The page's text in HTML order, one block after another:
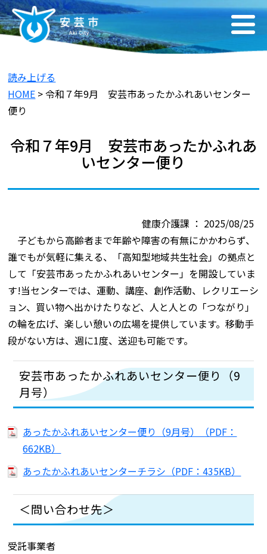
読み上げる
HOME > 令和７年9月 安芸市あったかふれあいセンター
便り
令和７年9月 安芸市あったかふれあ
いセンター便り
健康介護課 ： 2025/08/25
子どもから高齢者まで年齢や障害の有無にかかわらず、
誰でもが気軽に集える、「高知型地域共生社会」の拠点と
して「安芸市あったかふれあいセンター」を開設していま
す!当センターでは、運動、講座、創作活動、レクリエーシ
ョン、買い物へ出かけたりなど、人と人との「つながり」
の輪を広げ、楽しい憩いの広場を提供しています。移動手
段がない方は、週に1度、送迎も可能です。
安芸市あったかふれあいセンター便り（9
月号）
あったかふれあいセンター便り（9月号）（PDF：
662KB）
あったかふれあいセンターチラシ（PDF：435KB）
＜問い合わせ先＞
受託事業者